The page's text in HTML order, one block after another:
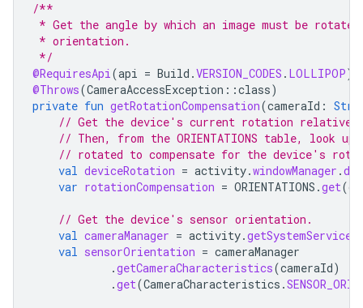
/**
* Get the angle by which an image must be
* orientation.
*/
@RequiresApi(api = Build .VERSION_CODES . LOLLIPOP)
@Throws(CameraAccessException ::class)
private fun getRotationCompensation(cameraId :
// Get the device's current rotation
// Then, from the ORIENTATIONS table, look
// rotated to compensate for the device's
val deviceRotation = activity.windowManager .
var rotationCompensation = ORIENTATIONS .get(
// Get the device's sensor orientation.
val cameraManager = activity.getSystemService
val sensorOrientation = cameraManager
.getCameraCharacteristics(cameraId)
.get(CameraCharacteristics .